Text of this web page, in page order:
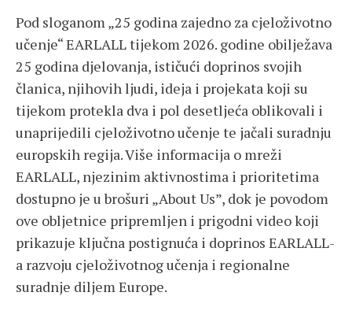
Pod sloganom „25 godina zajedno za cjeloživotno
učenje“ EARLALL tijekom 2026. godine obilježava
25 godina djelovanja, ističući doprinos svojih
članica, njihovih ljudi, ideja i projekata koji su
tijekom protekla dva i pol desetljeća oblikovali i
unaprijedili cjeloživotno učenje te jačali suradnju
europskih regija. Više informacija o mreži
EARLALL, njezinim aktivnostima i prioritetima
dostupno je u brošuri „About Us”, dok je povodom
ove obljetnice pripremljen i prigodni video koji
prikazuje ključna postignuća i doprinos EARLALL-
a razvoju cjeloživotnog učenja i regionalne
suradnje diljem Europe.